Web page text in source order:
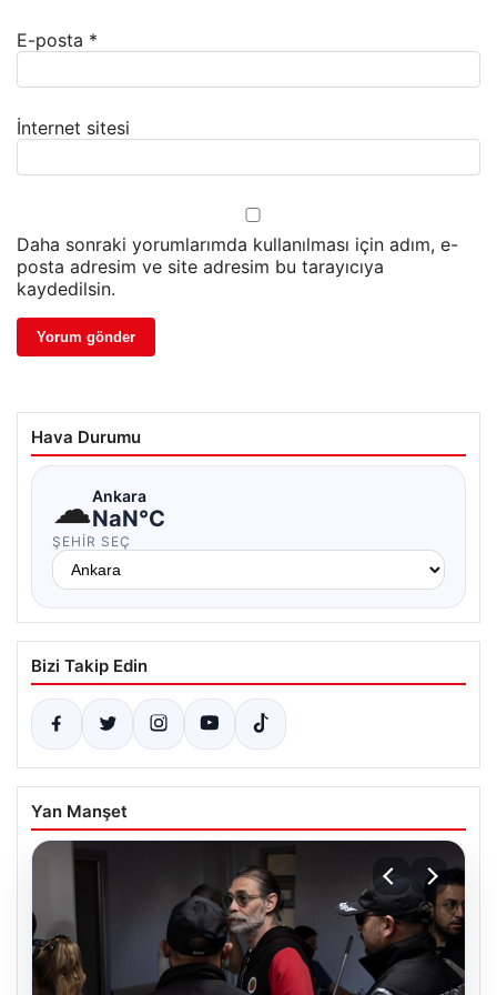
E-posta *
İnternet sitesi
Daha sonraki yorumlarımda kullanılması için adım, e-
posta adresim ve site adresim bu tarayıcıya
kaydedilsin.
Hava Durumu
☁Ankara
NaN°C
ŞEHIR SEÇ
Bizi Takip Edin
Yan Manşet